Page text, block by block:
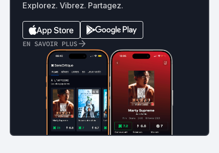
Explorez. Vibrez. Partagez.
EN SAVOIR PLUS